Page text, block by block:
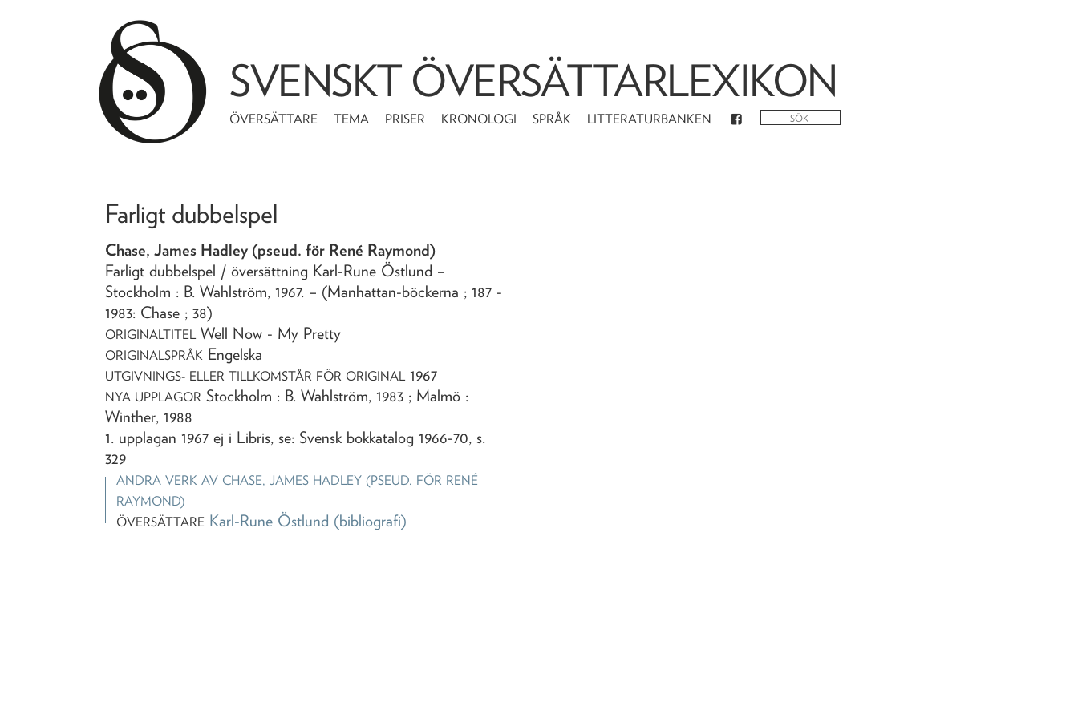
SVENSKT ÖVERSÄTTARLEXIKON
ÖVERSÄTTARE TEMA PRISER KRONOLOGI SPRÅK LITTERATURBANKEN
Farligt dubbelspel
Chase, James Hadley (pseud. för René Raymond)
Farligt dubbelspel / översättning Karl-Rune Östlund –
Stockholm : B. Wahlström,1967. – (Manhattan-böckerna ; 187 -
1983: Chase ; 38)
ORIGINALTITEL Well Now - My Pretty
ORIGINALSPRÅK Engelska
UTGIVNINGS- ELLER TILLKOMSTÅR FÖR ORIGINAL 1967
NYA UPPLAGOR Stockholm : B. Wahlström, 1983 ; Malmö :
Winther, 1988
1. upplagan 1967 ej i Libris, se: Svensk bokkatalog 1966-70, s.
329
ANDRA VERK AV CHASE, JAMES HADLEY (PSEUD. FÖR RENÉ
RAYMOND)
ÖVERSÄTTARE Karl-Rune Östlund (bibliografi)